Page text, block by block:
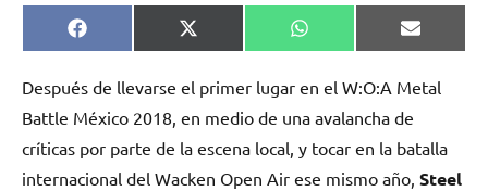
Compartir
en
Facebook
Compartir
en
X
(Twitter)
Compartir
en
WhatsApp
en
Email
Después de llevarse el primer lugar en el W:O:A Metal
Battle México 2018, en medio de una avalancha de
críticas por parte de la escena local, y tocar en la batalla
internacional del Wacken Open Air ese mismo año, Steel